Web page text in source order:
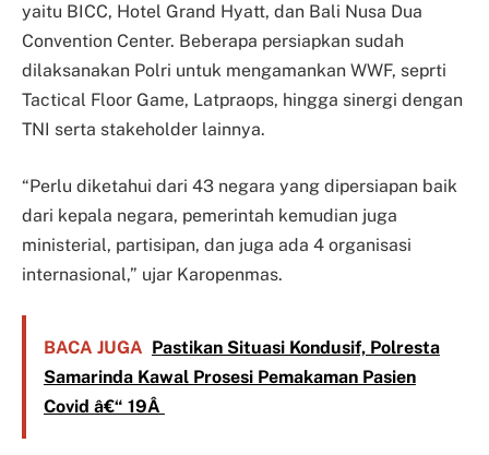
yaitu BICC, Hotel Grand Hyatt, dan Bali Nusa Dua
Convention Center. Beberapa persiapkan sudah
dilaksanakan Polri untuk mengamankan WWF, seprti
Tactical Floor Game, Latpraops, hingga sinergi dengan
TNI serta stakeholder lainnya.
“Perlu diketahui dari 43 negara yang dipersiapan baik
dari kepala negara, pemerintah kemudian juga
ministerial, partisipan, dan juga ada 4 organisasi
internasional,” ujar Karopenmas.
BACA JUGA Pastikan Situasi Kondusif, Polresta
Samarinda Kawal Prosesi Pemakaman Pasien
Covid â€“ 19Â